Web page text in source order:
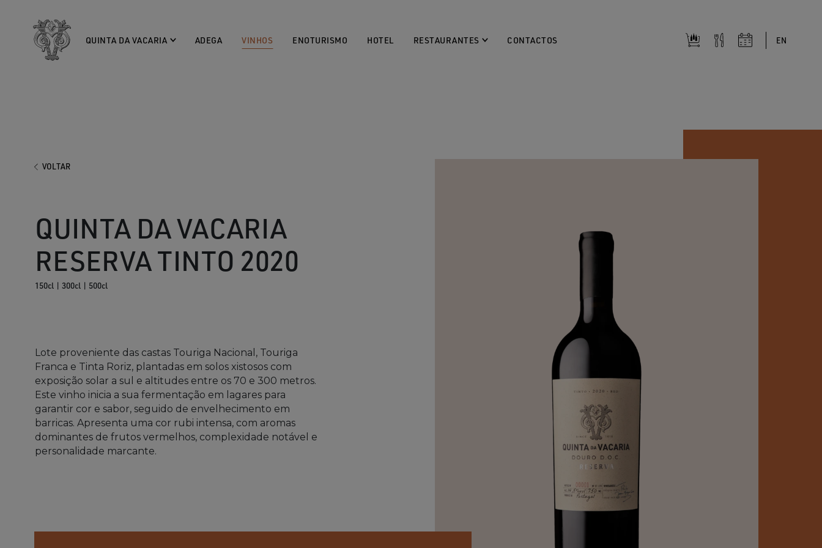
QUINTA DA VACARIA ADEGA VINHOS ENOTURISMO HOTEL RESTAURANTES CONTACTOS EN
VOLTAR
QUINTA DA VACARIA
RESERVA TINTO 2020
150cl | 300cl | 500cl
Lote proveniente das castas Touriga Nacional, Touriga
Franca e Tinta Roriz, plantadas em solos xistosos com
exposição solar a sul e altitudes entre os 70 e 300 metros.
Este vinho inicia a sua fermentação em lagares para
garantir cor e sabor, seguido de envelhecimento em
barricas. Apresenta uma cor rubi intensa, com aromas
dominantes de frutos vermelhos, complexidade notável e
personalidade marcante.